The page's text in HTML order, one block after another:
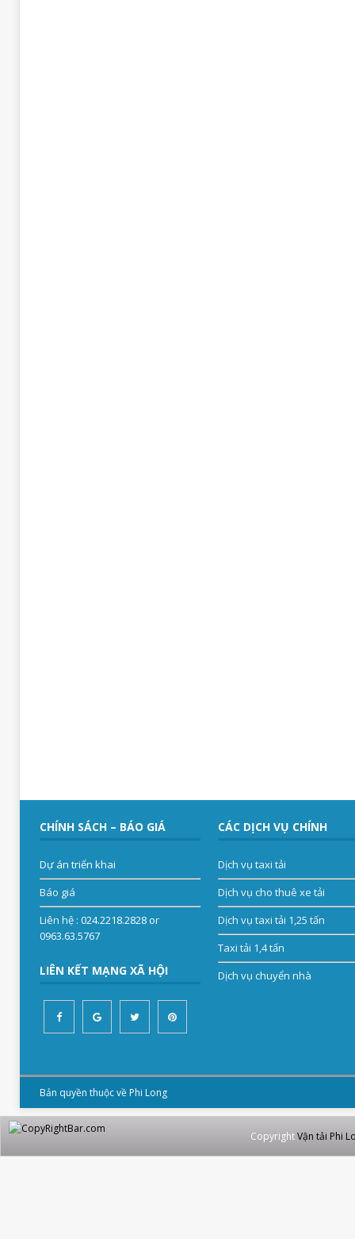
CHÍNH SÁCH – BÁO GIÁ
Dự án triển khai
Báo giá
Liên hệ: 024.2218.2828 or
0963.63.5767
LIÊN KẾT MẠNG XÃ HỘI
CÁC DỊCH VỤ CHÍNH
Dịch vụ taxi tải
Dịch vụ cho thuê xe tải
Dịch vụ taxi tải 1,25 tấn
Taxi tải 1,4 tấn
Dịch vụ chuyển nhà
Bản quyền thuộc về Phi Long
CopyrightVận tải Phi